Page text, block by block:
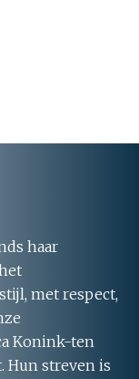
haar
met respect,
Konink-ten
Hun streven is